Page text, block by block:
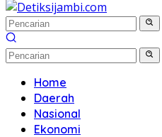
Home
Daerah
Nasional
Ekonomi